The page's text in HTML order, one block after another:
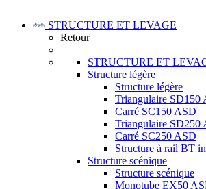
STRUCTURE ET LEVAGE
Retour
STRUCTURE ET
Structure légère
Structure légère
Triangulaire SD150
Carré SC150 ASD
Triangulaire SD250
Carré SC250 ASD
Structure à rail BT
Structure scénique
Structure scénique
Monotube EX50